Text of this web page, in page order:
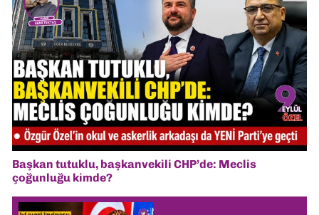
Başkan tutuklu, başkanvekili CHP’de: Meclis
çoğunluğu kimde?